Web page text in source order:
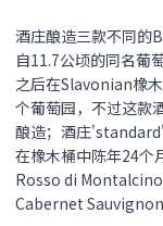
酒庄酿造三款不同
自11.7公顷的同名葡
之后在Slavonian橡
个葡萄园，不过这款
酿造；酒庄
在橡木桶中陈年24个
Rosso di Montalcino
Cabernet